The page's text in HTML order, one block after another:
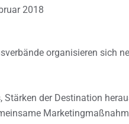
2018
organisieren sich
Stärken der Destination